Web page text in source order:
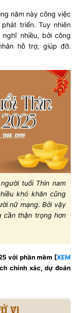
năm này công việc
triển. Tuy nhiên
nhiều, bởi công
hỗ trợ, giúp đỡ.
tuổi Thìn nam
khó khăn cũng
nữ mạng. Bởi vậy
cần thận trọng hơn
với phần mềm [XEM
chính xác, dự đoán
vi